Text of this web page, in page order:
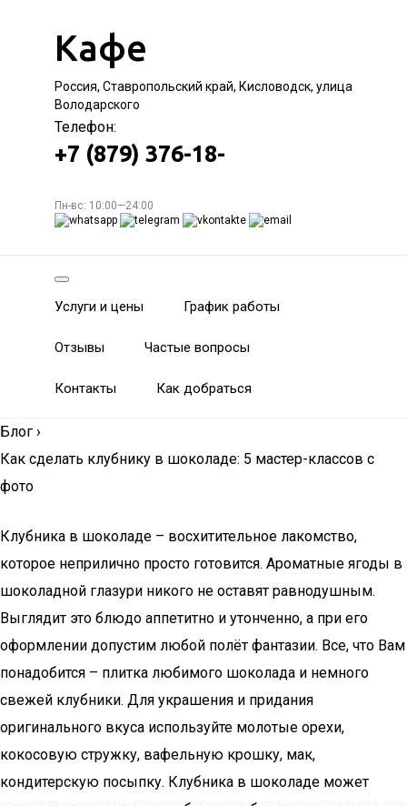
Кафе
Россия, Ставропольский край, Кисловодск, улица
Володарского
Телефон:
+7 (879) 376-18-
Пн-вс: 10:00—24:00
Услуги и цены График работы
Отзывы Частые вопросы
Контакты Как добраться
Блог ›
Как сделать клубнику в шоколаде: 5 мастер-классов с
фото
Клубника в шоколаде – восхитительное лакомство,
которое неприлично просто готовится. Ароматные ягоды в
шоколадной глазури никого не оставят равнодушным.
Выглядит это блюдо аппетитно и утонченно, а при его
оформлении допустим любой полёт фантазии. Все, что Вам
понадобится – плитка любимого шоколада и немного
свежей клубники. Для украшения и придания
оригинального вкуса используйте молотые орехи,
кокосовую стружку, вафельную крошку, мак,
кондитерскую посыпку. Клубника в шоколаде может